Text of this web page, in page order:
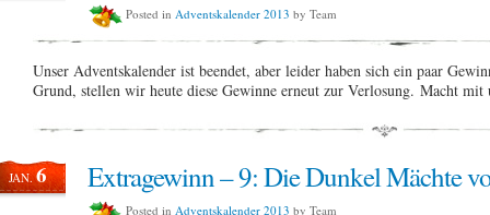
Posted in Adventskalender 2013 by Team
Unser Adventskalender ist beendet, aber leider haben sich ein paar
Grund, stellen wir heute diese Gewinne erneut zur Verlosung. Macht
JAN.6 Extragewinn – 9: Die Dunkel Mächte
Posted in Adventskalender 2013 by Team